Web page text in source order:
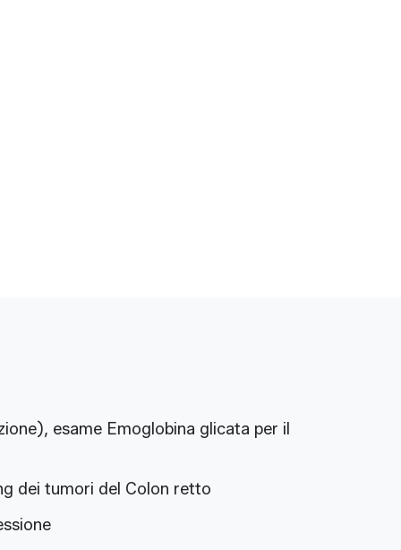
esame Emoglobina glicata per il
dei tumori del Colon retto